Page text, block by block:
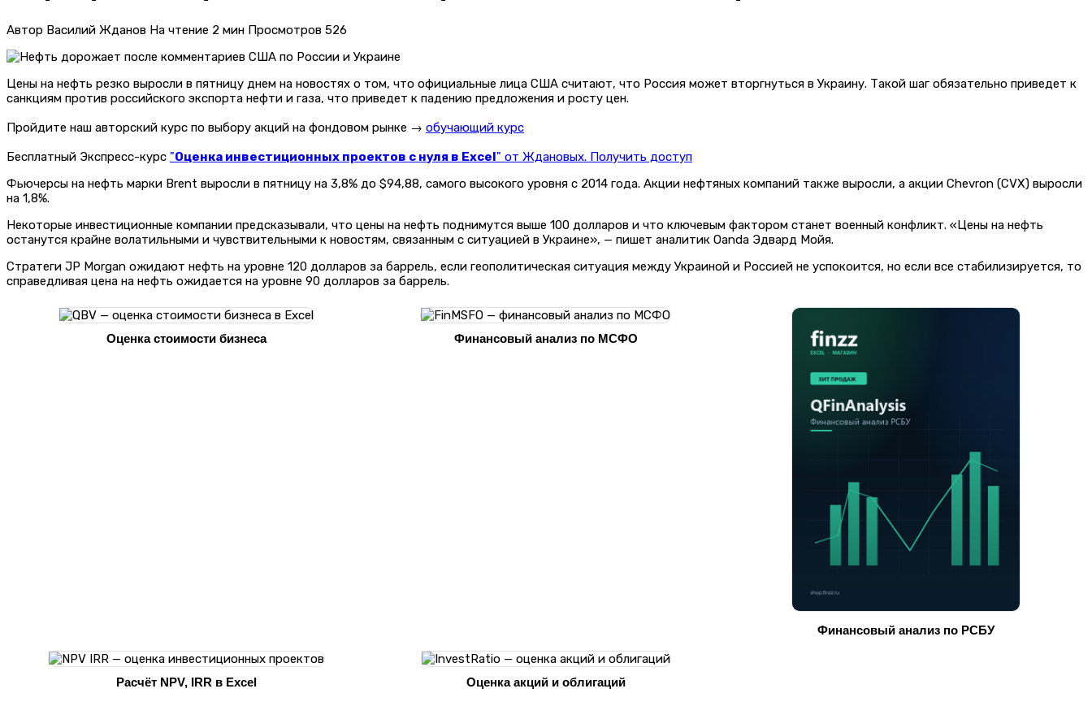
Автор Василий Жданов На чтение 2 мин Просмотров 526
Цены на нефть резко выросли в пятницу днем ​​на новостях о том, что официальные лица США считают, что Россия может вторгнуться в Украину. Такой шаг обязательно приведет к
санкциям против российского экспорта нефти и газа, что приведет к падению предложения и росту цен.
Пройдите наш авторский курс по выбору акций на фондовом рынке → обучающий курс
Бесплатный Экспресс-курс "Оценка инвестиционных проектов с нуля в Excel" от Ждановых. Получить доступ
Фьючерсы на нефть марки Brent выросли в пятницу на 3,8% до $94,88, самого высокого уровня с 2014 года. Акции нефтяных компаний также выросли, а акции Chevron (CVX) выросли
на 1,8%.
Некоторые инвестиционные компании предсказывали, что цены на нефть поднимутся выше 100 долларов и что ключевым фактором станет военный конфликт. «Цены на нефть
останутся крайне волатильными и чувствительными к новостям, связанным с ситуацией в Украине», — пишет аналитик Oanda Эдвард Мойя.
Стратеги JP Morgan ожидают нефть на уровне 120 долларов за баррель, если геополитическая ситуация между Украиной и Россией не успокоится, но если все стабилизируется, то
справедливая цена на нефть ожидается на уровне 90 долларов за баррель.
Оценка стоимости бизнеса Финансовый анализ по МСФО
Финансовый анализ по РСБУ
Расчёт NPV, IRR в Excel Оценка акций и облигаций